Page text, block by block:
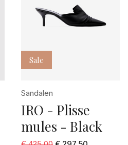
Sale
Sandalen
IRO - Plisse
mules - Black